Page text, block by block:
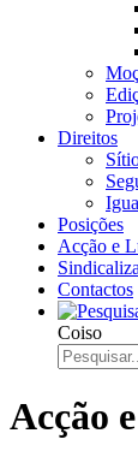
Direitos
Posições
Acção e
Contactos
Coiso
Acção